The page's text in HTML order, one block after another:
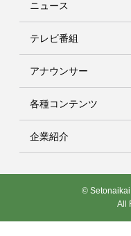
ニュース
テレビ番組
アナウンサー
各種コンテンツ
企業紹介
©
All